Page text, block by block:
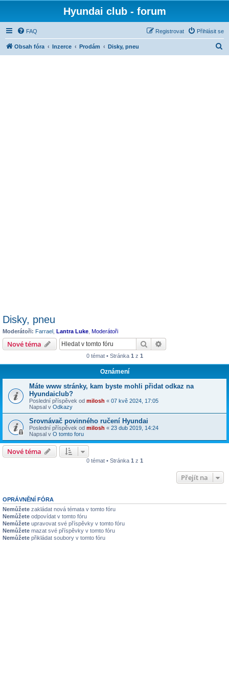
Hyundai club - forum
FAQ Přihlásit se
Registrovat
Obsah fóra Inzerce Prodám Disky, pneu
Disky, pneu
Moderátoři: Farrael Lantra Luke Moderátoři
Nové téma Hledat
0 témat • Stránka 1 z 1
Oznámení
Máte www stránky, kam byste mohli přidat odkaz na
Hyundaiclub?
Poslední příspěvek od milosh « 07 kvě 2024, 17:05
Napsal v Odkazy
Srovnávač povinného ručení Hyundai
Poslední příspěvek od milosh « 23 dub 2019, 14:24
Napsal v O tomto foru
Nové téma
0 témat • Stránka 1 z 1
Přejít na
OPRÁVNĚNÍ FÓRA
Nemůžete zakládat nová témata v tomto fóru
Nemůžete odpovídat v tomto fóru
Nemůžete upravovat své příspěvky v tomto fóru
Nemůžete mazat své příspěvky v tomto fóru
Nemůžete přikládat soubory v tomto fóru